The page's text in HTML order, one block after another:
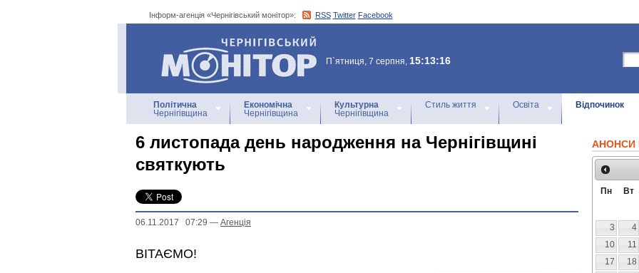
Інформ-агенція «Чернігівський монітор»: RSS Twitter Facebook
Інформ-агенція
«Чернігівський монітор»
П`ятниця, 7 серпня, 15:13:16
Політична
Чернігівщина
Економічна
Чернігівщина
Культурна
Чернігівщина
Стиль життя Освіта Відпочинок
6 листопада день народження на Чернігівщині
святкують
06.11.2017 07:29 — Агенцiя
ВІТАЄМО!
АНОНСИ
Пн Вт
3
4
10
11
17
18